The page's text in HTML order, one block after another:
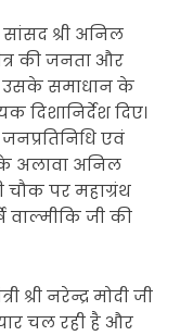
श्री अनिल
की जनता और
उसके समाधान के
दिशानिर्देश दिए।
एवं
अलावा अनिल
पर महाग्रंथ
वाल्मीकि जी की
नरेन्द्र मोदी जी
चल रही है और